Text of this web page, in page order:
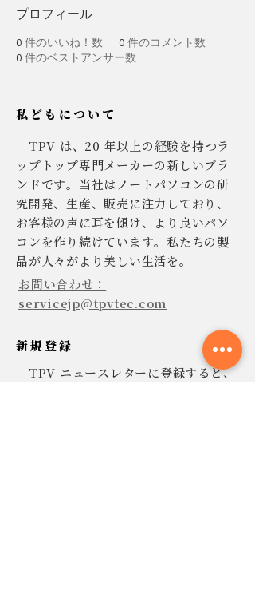
プロフィール
0 件のいいね！数 0 件のコメント数
0 件のベストアンサー数
私どもについて
TPV は、20 年以上の経験を持つラ
ップトップ専門メーカーの新しいブラ
ンドです。当社はノートパソコンの研
究開発、生産、販売に注力しており、
お客様の声に耳を傾け、より良いパソ
コンを作り続けています。私たちの製
品が人々がより美しい生活を。
お問い合わせ：
servicejp@tpvtec.com
新規登録
TPV ニュースレターに登録すると、